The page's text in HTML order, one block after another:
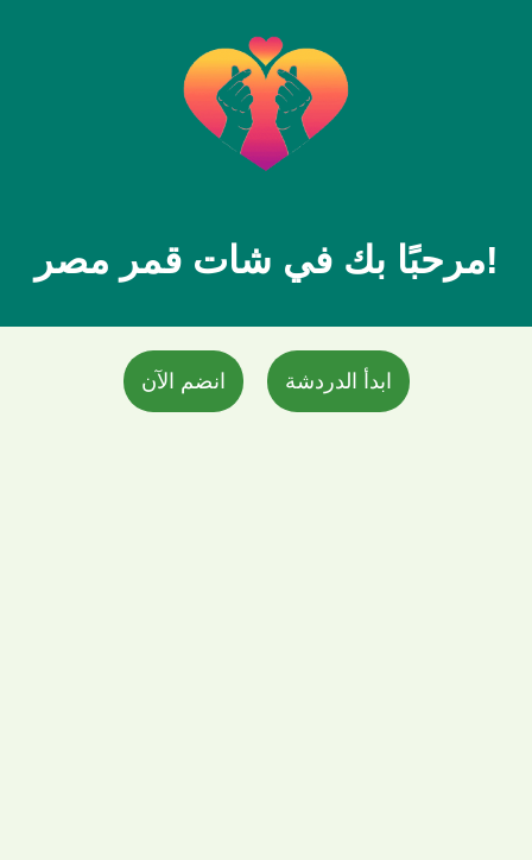
مرحبًا بك في شات قمر مصر!
انضم الآن ابدأ الدردشة